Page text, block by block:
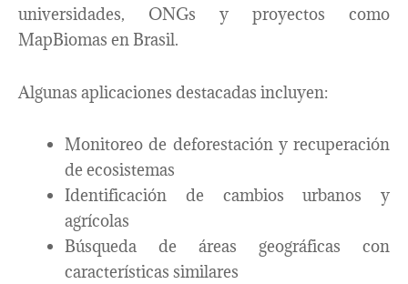
universidades, ONGs y proyectos como
MapBiomas en Brasil.
Algunas aplicaciones destacadas incluyen:
Monitoreo de deforestación y recuperación
de ecosistemas
Identificación de cambios urbanos y
agrícolas
Búsqueda de áreas geográficas con
características similares